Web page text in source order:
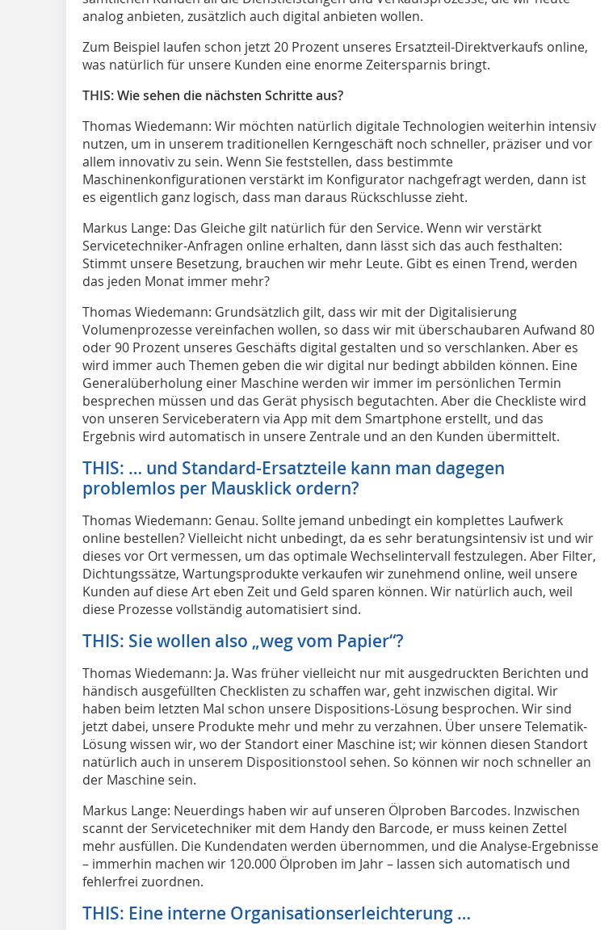
analog anbieten, zusätzlich auch digital anbieten wollen.
Zum Beispiel laufen schon jetzt 20 Prozent unseres Ersatzteil-Direktverkaufs online,
was natürlich für unsere Kunden eine enorme Zeitersparnis bringt.
THIS: Wie sehen die nächsten Schritte aus?
Thomas Wiedemann: Wir möchten natürlich digitale Technologien weiterhin intensiv
nutzen, um in unserem traditionellen Kerngeschäft noch schneller, präziser und vor
allem innovativ zu sein. Wenn Sie feststellen, dass bestimmte
Maschinenkonfigurationen verstärkt im Konfigurator nachgefragt werden, dann ist
es eigentlich ganz logisch, dass man daraus Rückschlusse zieht.
Markus Lange: Das Gleiche gilt natürlich für den Service. Wenn wir verstärkt
Servicetechniker-Anfragen online erhalten, dann lässt sich das auch festhalten:
Stimmt unsere Besetzung, brauchen wir mehr Leute. Gibt es einen Trend, werden
das jeden Monat immer mehr?
Thomas Wiedemann: Grundsätzlich gilt, dass wir mit der Digitalisierung
Volumenprozesse vereinfachen wollen, so dass wir mit überschaubaren Aufwand 80
oder 90 Prozent unseres Geschäfts digital gestalten und so verschlanken. Aber es
wird immer auch Themen geben die wir digital nur bedingt abbilden können. Eine
Generalüberholung einer Maschine werden wir immer im persönlichen Termin
besprechen müssen und das Gerät physisch begutachten. Aber die Checkliste wird
von unseren Serviceberatern via App mit dem Smartphone erstellt, und das
Ergebnis wird automatisch in unsere Zentrale und an den Kunden übermittelt.
THIS: … und Standard-Ersatzteile kann man dagegen
problemlos per Mausklick ordern?
Thomas Wiedemann: Genau. Sollte jemand unbedingt ein komplettes Laufwerk
online bestellen? Vielleicht nicht unbedingt, da es sehr beratungsintensiv ist und wir
dieses vor Ort vermessen, um das optimale Wechselintervall festzulegen. Aber Filter,
Dichtungssätze, Wartungsprodukte verkaufen wir zunehmend online, weil unsere
Kunden auf diese Art eben Zeit und Geld sparen können. Wir natürlich auch, weil
diese Prozesse vollständig automatisiert sind.
THIS: Sie wollen also „weg vom Papier“?
Thomas Wiedemann: Ja. Was früher vielleicht nur mit ausgedruckten Berichten und
händisch ausgefüllten Checklisten zu schaffen war, geht inzwischen digital. Wir
haben beim letzten Mal schon unsere Dispositions-Lösung besprochen. Wir sind
jetzt dabei, unsere Produkte mehr und mehr zu verzahnen. Über unsere Telematik-
Lösung wissen wir, wo der Standort einer Maschine ist; wir können diesen Standort
natürlich auch in unserem Dispositionstool sehen. So können wir noch schneller an
der Maschine sein.
Markus Lange: Neuerdings haben wir auf unseren Ölproben Barcodes. Inzwischen
scannt der Servicetechniker mit dem Handy den Barcode, er muss keinen Zettel
mehr ausfüllen. Die Kundendaten werden übernommen, und die Analyse-Ergebnisse
– immerhin machen wir 120.000 Ölproben im Jahr – lassen sich automatisch und
fehlerfrei zuordnen.
THIS: Eine interne Organisationserleichterung …